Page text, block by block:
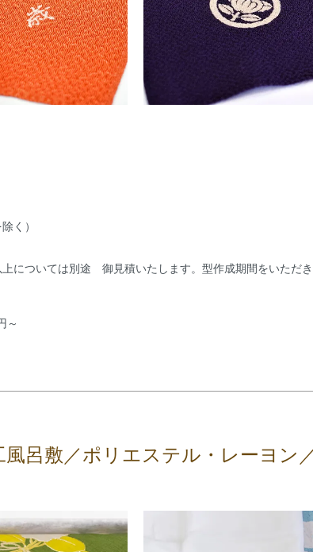
く）
については別途 御見積いたします。型作成期間をいただ
～
呂敷／ポリエステル・レーヨン